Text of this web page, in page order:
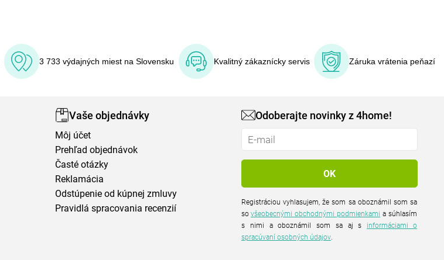
3 733 výdajných miest na Slovensku Kvalitný zákaznícky servis Záruka vrátenia peňazí
Vaše objednávky
Môj účet
Prehľad objednávok
Časté otázky
Reklamácia
Odstúpenie od kúpnej zmluvy
Pravidlá spracovania recenzií
Odoberajte novinky z 4home!
Registráciou vyhlasujem, že som sa oboznámil som sa
sovšeobecnými obchodnými podmienkami a súhlasím
s nimi a oboznámil som sa aj s informáciami o
spracúvaní osobných údajov.